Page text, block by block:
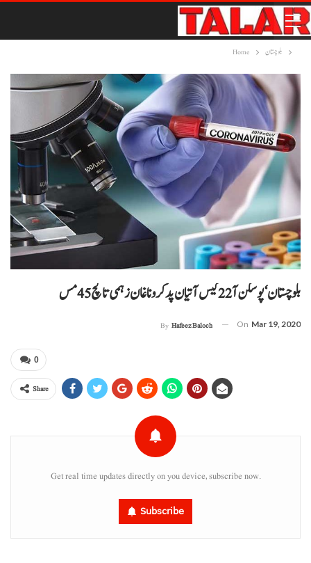
Home بلوچستان
بلوچستان ‘پوسکن آ 22 کیس آتیان پد کرونا غان زہمی تا کچ 45مس
By Hafeez Baloch On Mar 19, 2020
0
Share
Get real time updates directly on you device, subscribe now.
Subscribe